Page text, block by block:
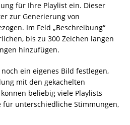
für Ihre Playlist ein. Dieser
zur Generierung von
Im Feld „Beschreibung“
bis zu 300 Zeichen langen
hinzufügen.
ein eigenes Bild festlegen,
mit den gekachelten
beliebig viele Playlists
für unterschiedliche Stimmungen,